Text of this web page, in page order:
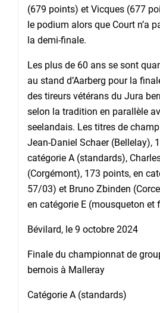
(679 points) et Vicques (677
le podium alors que Court n’a
la demi-finale.
Les plus de 60 ans se sont
au stand d’Aarberg pour la
des tireurs vétérans du Jura
selon la tradition en parallèle
seelandais. Les titres de
Jean-Daniel Schaer (Bellelay),
catégorie A (standards),
(Corgémont), 173 points, en
57/03) et Bruno Zbinden
en catégorie E (mousqueton et
Bévilard, le 9 octobre 2024
Finale du championnat de
bernois à Malleray
Catégorie A (standards)